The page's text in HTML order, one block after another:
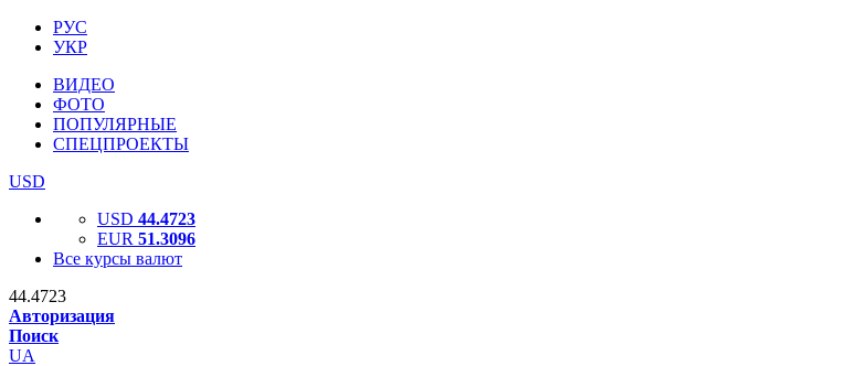
РУС
УКР
ВИДЕО
ФОТО
ПОПУЛЯРНЫЕ
СПЕЦПРОЕКТЫ
USD
USD 44.4723
EUR 51.3096
Все курсы валют
44.4723
Авторизация
Поиск
UA